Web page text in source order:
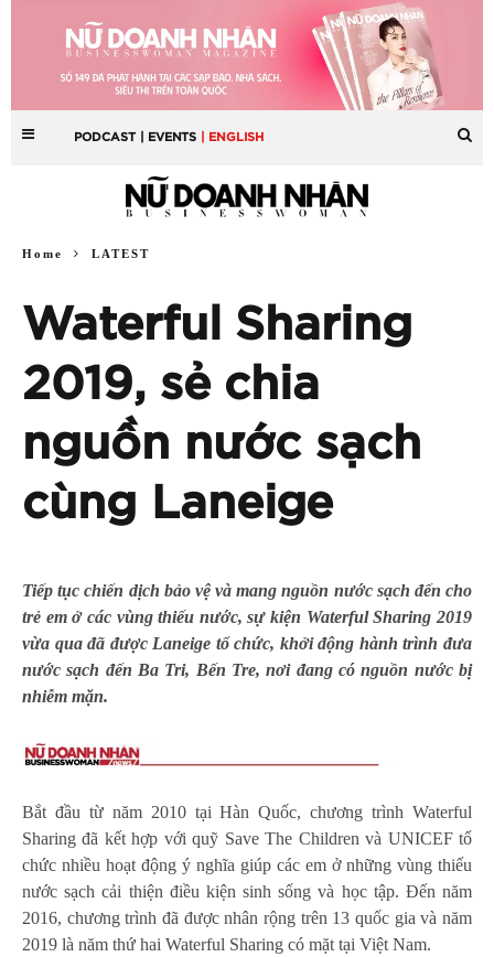
PODCAST | EVENTS | ENGLISH
Home LATEST
Waterful Sharing
2019, sẻ chia
nguồn nước sạch
cùng Laneige
Tiếp tục chiến dịch bảo vệ và mang nguồn nước sạch đến cho
trẻ em ở các vùng thiếu nước, sự kiện Waterful Sharing 2019
vừa qua đã được Laneige tổ chức, khởi động hành trình đưa
nước sạch đến Ba Tri, Bến Tre, nơi đang có nguồn nước bị
nhiễm mặn.
Bắt đầu từ năm 2010 tại Hàn Quốc, chương trình Waterful
Sharing đã kết hợp với quỹ Save The Children và UNICEF tổ
chức nhiều hoạt động ý nghĩa giúp các em ở những vùng thiếu
nước sạch cải thiện điều kiện sinh sống và học tập. Đến năm
2016, chương trình đã được nhân rộng trên 13 quốc gia và năm
2019 là năm thứ hai Waterful Sharing có mặt tại Việt Nam.